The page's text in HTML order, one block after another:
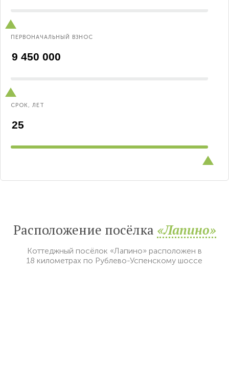
ПЕРВОНАЧАЛЬНЫЙ ВЗНОС
СРОК, ЛЕТ
Расположение посёлка «Лапино»
Коттеджный посёлок «Лапино» расположен в
18 километрах по Рублево-Успенскому шоссе